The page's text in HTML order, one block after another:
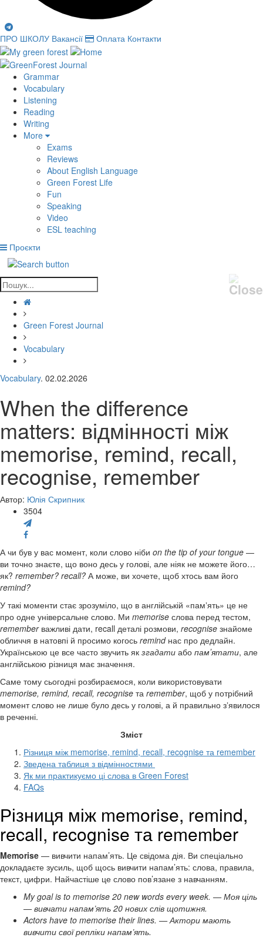
ПРО ШКОЛУ Вакансії Оплата Контакти
Grammar
Vocabulary
Listening
Reading
Writing
More
Exams
Reviews
About English Language
Green Forest Life
Fun
Speaking
Video
ESL teaching
Проєкти
Green Forest Journal
Vocabulary
Vocabulary. 02.02.2026
When the difference
matters: відмінності між
memorise, remind, recall,
recognise, remember
Автор: Юлія Скрипник
3504
А чи був у вас момент, коли слово ніби on the tip of your tongue —
ви точно знаєте, що воно десь у голові, але ніяк не можете його…
як? remember? recall? А може, ви хочете, щоб хтось вам його
remind?
У такі моменти стає зрозуміло, що в англійській «памʼять» це не
про одне універсальне слово. Ми memorise слова перед тестом,
rememberважливі дати, recall деталі розмови, recognise знайоме
обличчя в натовпі й просимо когось remindнас про дедлайн.
Українською це все часто звучить як згадати або памʼятати, але
англійською різниця має значення.
Саме тому сьогодні розбираємося, коли використовувати
memorise, remind, recall, recognise та remember, щоб у потрібний
момент слово не лише було десь у голові, а й правильно зʼявилося
в реченні.
Зміст
Різниця між memorise, remind, recall, recognise та remember
Зведена таблиця з відмінностями
Як ми практикуємо ці слова в Green Forest
FAQs
Різниця між memorise, remind,
recall, recognise та remember
Memorise — вивчити напам’ять. Це свідома дія. Ви спеціально
докладаєте зусиль, щоб щось вивчити напам’ять: слова, правила,
текст, цифри. Найчастіше це слово пов’язане з навчанням.
My goal is to memorise 20 new words every week. — Моя ціль
— вивчати напам’ять 20 нових слів щотижня.
Actors have to memorise their lines. — Актори мають
вивчити свої репліки напам’ять.